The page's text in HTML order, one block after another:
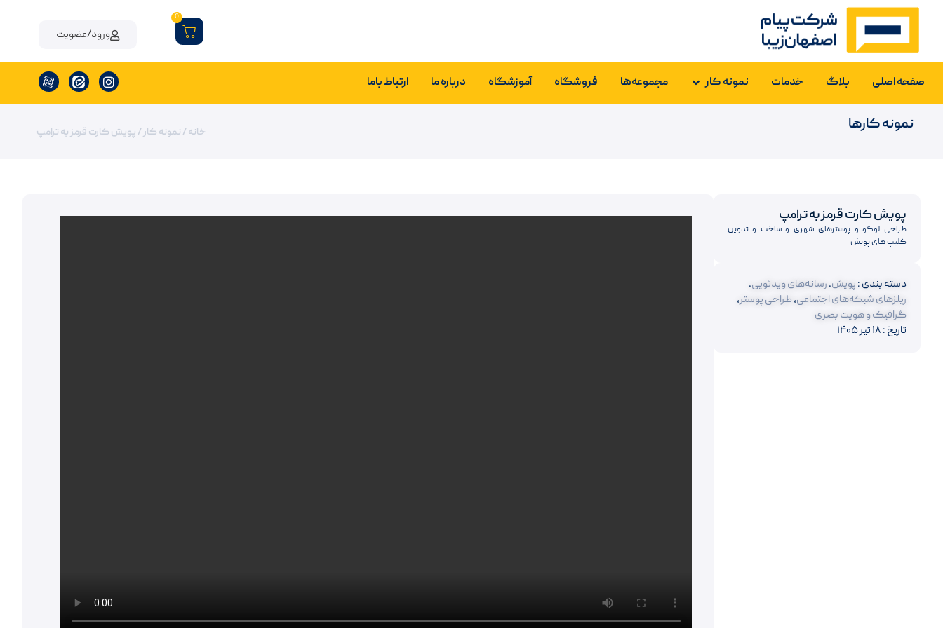
0
ورود/عضویت
صفحه اصلی بلاگ خدمات نمونه کار مجموعه‌ها فروشگاه آموزشگاه درباره ما ارتباط باما
نمونه کارها خانه / نمونه کار/ پویش کارت قرمز به ترامپ
پویش کارت قرمز به ترامپ
طراحی لوگو و پوسترهای شهری و ساخت و تدوین
کلیپ های پویش
دسته بندی :پویش,رسانه‌های ویدئویی,
ریلزهای شبکه‌های اجتماعی,طراحی پوستر,
گرافیک و هویت بصری
تاریخ : ۱۸ تیر ۱۴۰۵